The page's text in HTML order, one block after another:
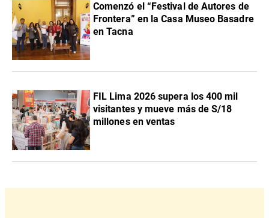
Comenzó el “Festival de Autores de
Frontera” en la Casa Museo Basadre
en Tacna
FIL Lima 2026 supera los 400 mil
visitantes y mueve más de S/18
millones en ventas